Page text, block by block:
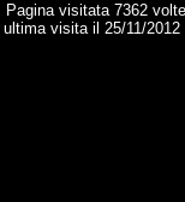
Pagina visitata 7362
ultima visita il 25/11/